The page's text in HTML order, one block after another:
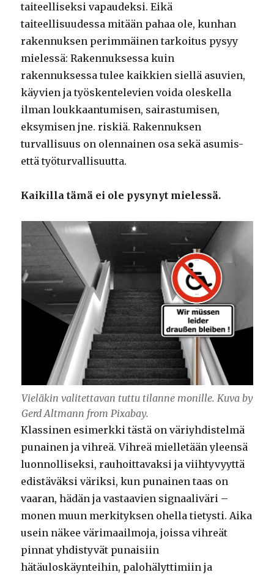
taiteelliseksi vapaudeksi. Eikä
taiteellisuudessa mitään pahaa ole, kunhan
rakennuksen perimmäinen tarkoitus pysyy
mielessä: Rakennuksessa kuin
rakennuksessa tulee kaikkien siellä asuvien,
käyvien ja työskentelevien voida oleskella
ilman loukkaantumisen, sairastumisen,
eksymisen jne. riskiä. Rakennuksen
turvallisuus on olennainen osa sekä asumis-
että työturvallisuutta.
Kaikilla tämä ei ole pysynyt mielessä.
Vieläkin valitettavan tuttu tilanne monille. Kuva by
Gerd Altmann from Pixabay.
Klassinen esimerkki tästä on väriyhdistelmä
punainen ja vihreä. Vihreä mielletään yleensä
luonnolliseksi, rauhoittavaksi ja viihtyvyyttä
edistäväksi väriksi, kun punainen taas on
vaaran, hädän ja vastaavien signaaliväri –
monen muun merkityksen ohella tietysti. Aika
usein näkee värimaailmoja, joissa vihreät
pinnat yhdistyvät punaisiin
hätäuloskäynteihin, palohälyttimiin ja